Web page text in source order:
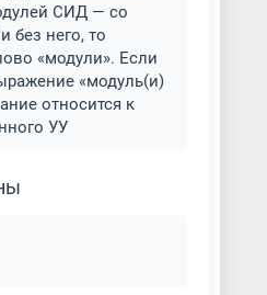
СИД — со
без него, то
«модули». Если
«модуль(и)
относится к
УУ